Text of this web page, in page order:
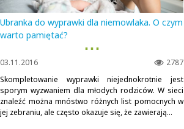
Ubranka do wyprawki dla niemowlaka. O czym
warto pamiętać?
▪ ▪ ▪
2787
03.11.2016
Skompletowanie wyprawki niejednokrotnie jest
sporym wyzwaniem dla młodych rodziców. W sieci
znaleźć można mnóstwo różnych list pomocnych w
jej zebraniu, ale często okazuje się, że zawierają...